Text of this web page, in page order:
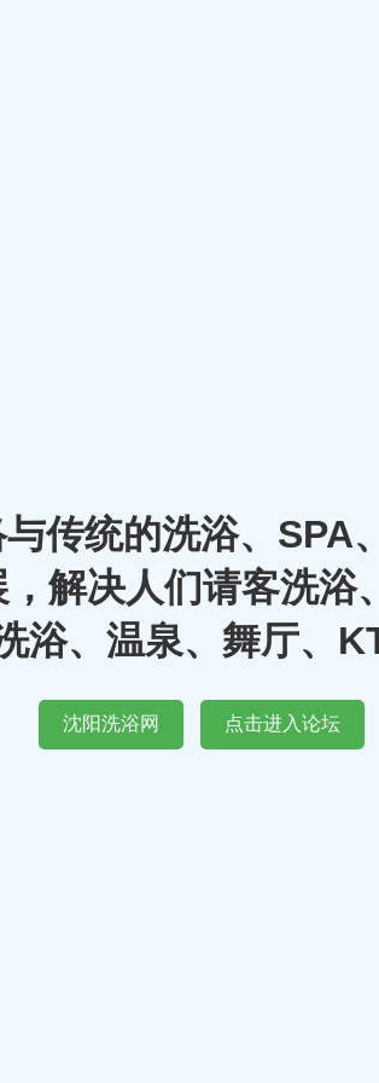
传统的洗浴、SPA
解决人们请客洗
浴、温泉、舞厅、
沈阳洗浴网 点击进入论坛